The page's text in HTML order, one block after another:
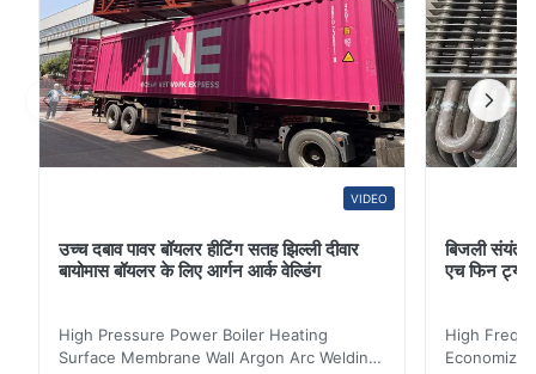
VIDEO
उच्च दबाव पावर बॉयलर हीटिंग सतह झिल्ली दीवार
बायोमास बॉयलर के लिए आर्गन आर्क वेल्डिंग
High Pressure Power Boiler Heating
Surface Membrane Wall Argon Arc Welding
बिजली संयंत्र
एच फिन ट्यूब
High